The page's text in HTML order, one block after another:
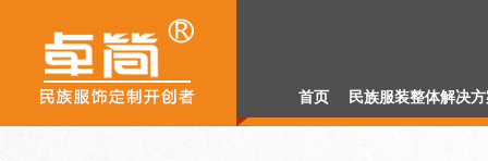
首页 民族服装整体解决
解决方案